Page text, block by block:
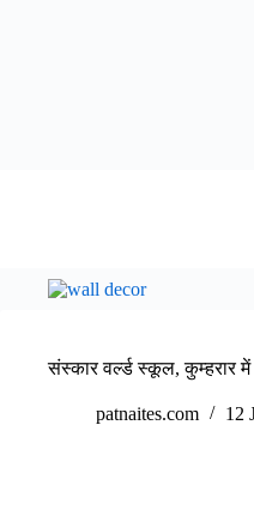
संस्कार वर्ल्ड स्कूल, कुम्हरार
patnaites.com 12